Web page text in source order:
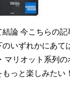
論 今こちらの
のいずれかにあて
マリオット系列の
もっと楽しみたい